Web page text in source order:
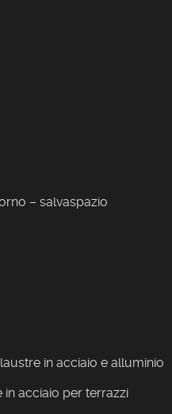
– salvaspazio
in acciaio e alluminio
in acciaio per terrazzi